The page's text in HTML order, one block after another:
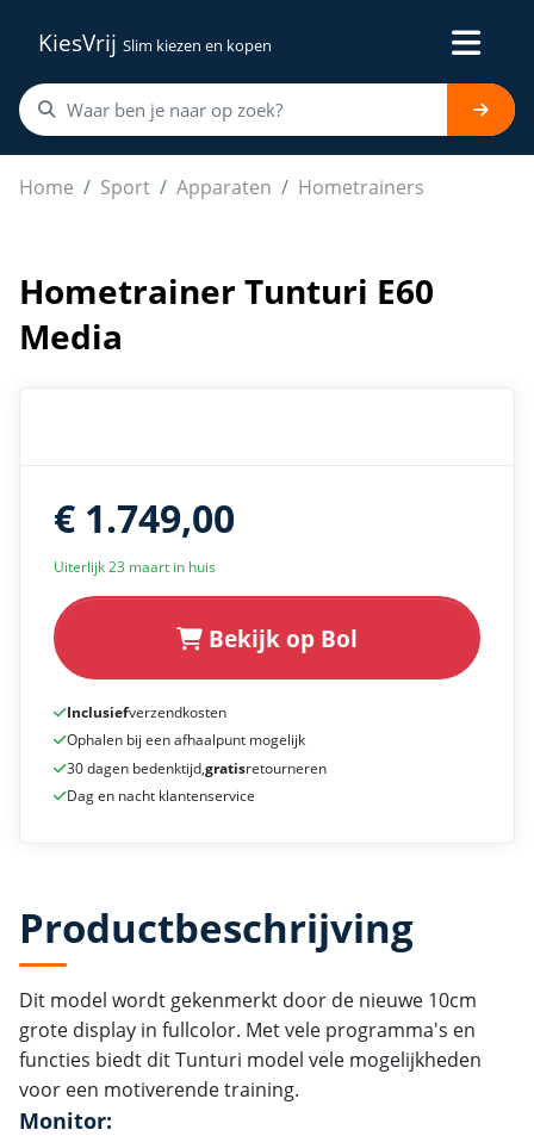
KiesVrij Slim kiezen en kopen
Home Sport Apparaten Hometrainers
Hometrainer Tunturi E60 Media
Hometrainer Tunturi E60
Media
€ 1.749,00
Uiterlijk 23 maart in huis
Bekijk op Bol
Inclusiefverzendkosten
Ophalen bij een afhaalpunt mogelijk
30 dagen bedenktijd,gratisretourneren
Dag en nacht klantenservice
Productbeschrijving
Dit model wordt gekenmerkt door de nieuwe 10cm
grote display in fullcolor. Met vele programma's en
functies biedt dit Tunturi model vele mogelijkheden
voor een motiverende training.
Monitor: